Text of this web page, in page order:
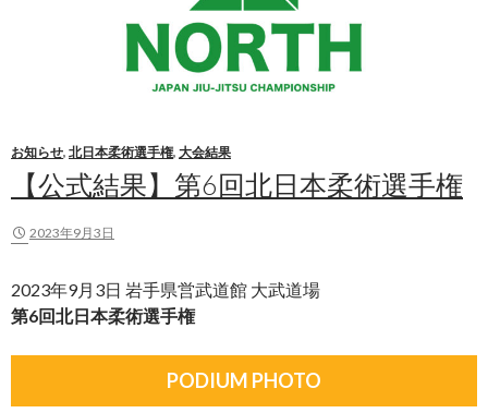
お知らせ, 北日本柔術選手権, 大会結果
【公式結果】第6回北日本柔術選手権
2023年9月3日
2023年9月3日 岩手県営武道館 大武道場
第6回北日本柔術選手権
PODIUM PHOTO